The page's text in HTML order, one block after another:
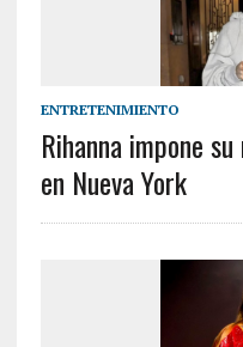
ENTRETENIMIENTO
Rihanna impone
en Nueva York